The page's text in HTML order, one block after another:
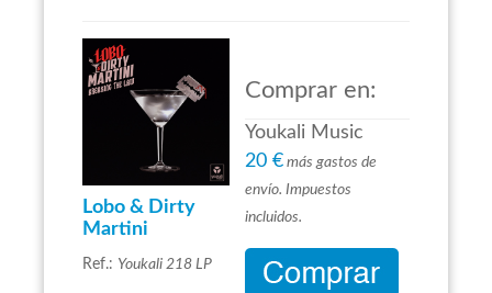
Lobo & Dirty
Martini
Ref.: Youkali 218 LP
Comprar en:
Youkali Music
20 € más gastos de
envío. Impuestos
incluidos.